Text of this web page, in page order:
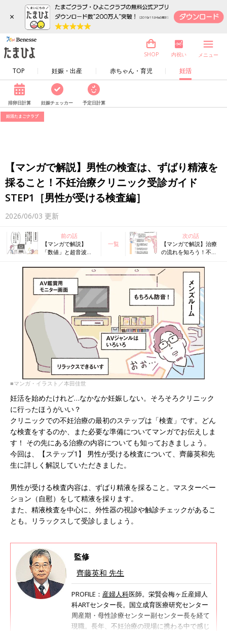
×
TOP 妊娠・出産 赤ちゃん・育児 妊活
SHOP 内祝い メニュー
排卵日計算 妊娠チェッカー 予定日計算
妊活たまごクラブ
【マンガで解説】男性の検査は、ずばり精液を
採ること！不妊治療クリニック受診ガイド
STEP1［男性が受ける検査編］
2026/06/03 更新
前の話
【マンガで解説】
「数値」と超音波で
かる！不妊治療クリ
ニック受診ガイド
STEP1［女性が受け
る検査編］
一覧
次の話
【マンガで解説】治療
の流れを知ろう！不妊
イドSTEP2［ 不妊の原
■マンガ・イラスト／本田佳世
妊活を始めたけれど…なかなか妊娠しない。そろそろクリニック
に行ったほうがいい？
クリニックでの不妊治療の最初のステップは「検査」です。どん
な検査をするのか、また必要な準備についてマンガでお伝えしま
す！ その先にある治療の内容についても知っておきましょう。
今回は、【ステップ1】 男性が受ける検査について、齊藤英和先
生に詳しく解説していただきました。
男性が受ける検査内容は、ずばり精液を採ること。マスターベー
ション（自慰）をして精液を採ります。
また、精液検査を中心に、外性器の視診や触診チェックがあるこ
とも。リラックスして受診しましょう。
監修
齊藤英和 先生
PROFILE： 産婦人科医師。栄賢会梅ヶ丘産婦人
科ARTセンター長。国立成育医療研究センター
周産期・母性診療センター副センター長を経て
現職。長年、不妊治療の現場に携わる中で感じ